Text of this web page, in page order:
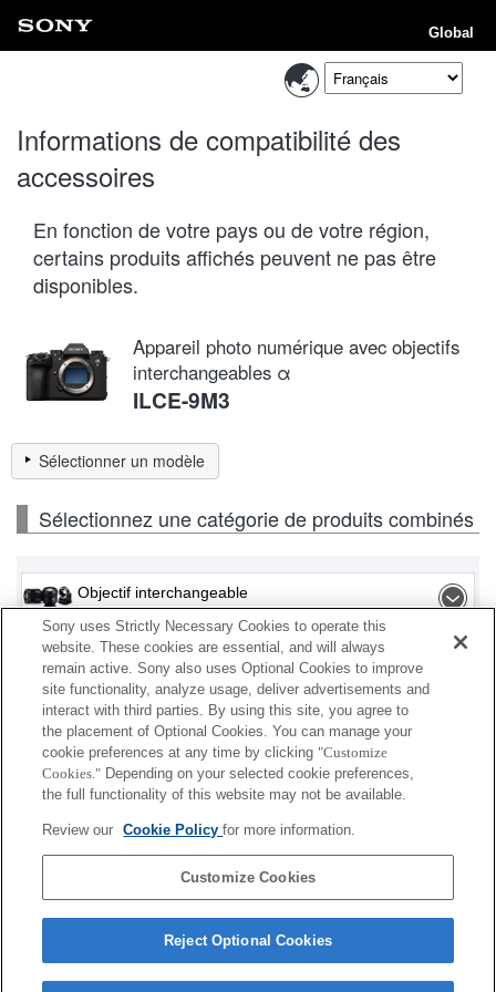
Global
Informations de compatibilité des
accessoires
En fonction de votre pays ou de votre région,
certains produits affichés peuvent ne pas être
disponibles.
Appareil photo numérique avec objectifs
interchangeables α
ILCE-9M3
Sélectionner un modèle
Sélectionnez une catégorie de produits combinés
Objectif interchangeable
Flash / Lampe
Carte mémoire
Alimentation
Accessoires
En fonction de votre pays ou de votre région,
certains produits affichés peuvent ne pas être
Sony uses Strictly Necessary Cookies to operate this
website. These cookies are essential, and will always
remain active. Sony also uses Optional Cookies to improve
site functionality, analyze usage, deliver advertisements and
interact with third parties. By using this site, you agree to
the placement of Optional Cookies. You can manage your
cookie preferences at any time by clicking "Customize
Cookies." Depending on your selected cookie preferences,
the full functionality of this website may not be available.
Review our Cookie Policyfor more information.
Customize Cookies
Reject Optional Cookies